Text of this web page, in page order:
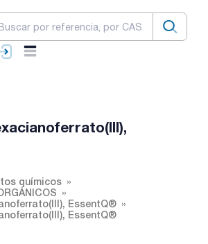
químicos
EssentQ®
EssentQ®